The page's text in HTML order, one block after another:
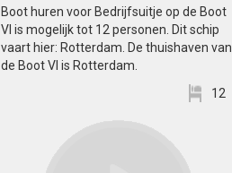
Boot huren voor Bedrijfsuitje op de Boot
VI is mogelijk tot 12 personen. Dit schip
vaart hier: Rotterdam. De thuishaven van
de Boot VI is Rotterdam.
12